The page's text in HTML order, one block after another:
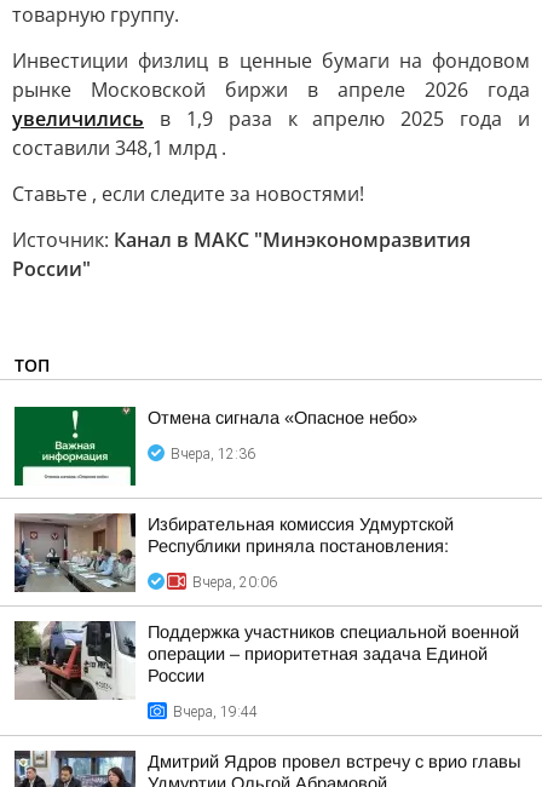
товарную группу.
Инвестиции физлиц в ценные бумаги на фондовом
рынке Московской биржи в апреле 2026 года
увеличились в 1,9 раза к апрелю 2025 года и
составили 348,1 млрд .
Ставьте , если следите за новостями!
Источник: Канал в МАКС "Минэкономразвития
России"
ТОП
Отмена сигнала «Опасное небо»
Вчера, 12:36
Избирательная комиссия Удмуртской
Республики приняла постановления:
Вчера, 20:06
Поддержка участников специальной военной
операции – приоритетная задача Единой
России
Вчера, 19:44
Дмитрий Ядров провел встречу с врио главы